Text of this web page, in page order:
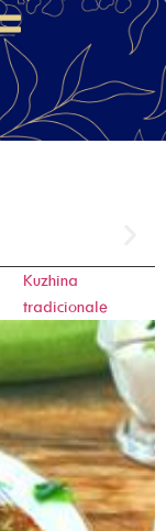
Kuzhina
tradicionale